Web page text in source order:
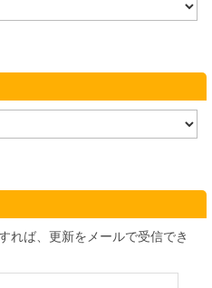
れば、更新をメールで受信でき